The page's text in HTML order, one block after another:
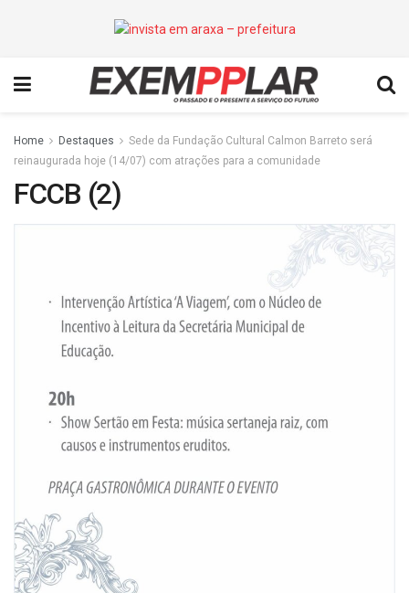
Home Destaques
Sede da Fundação Cultural Calmon Barreto será
reinaugurada hoje (14/07) com atrações para a comunidade
FCCB (2)